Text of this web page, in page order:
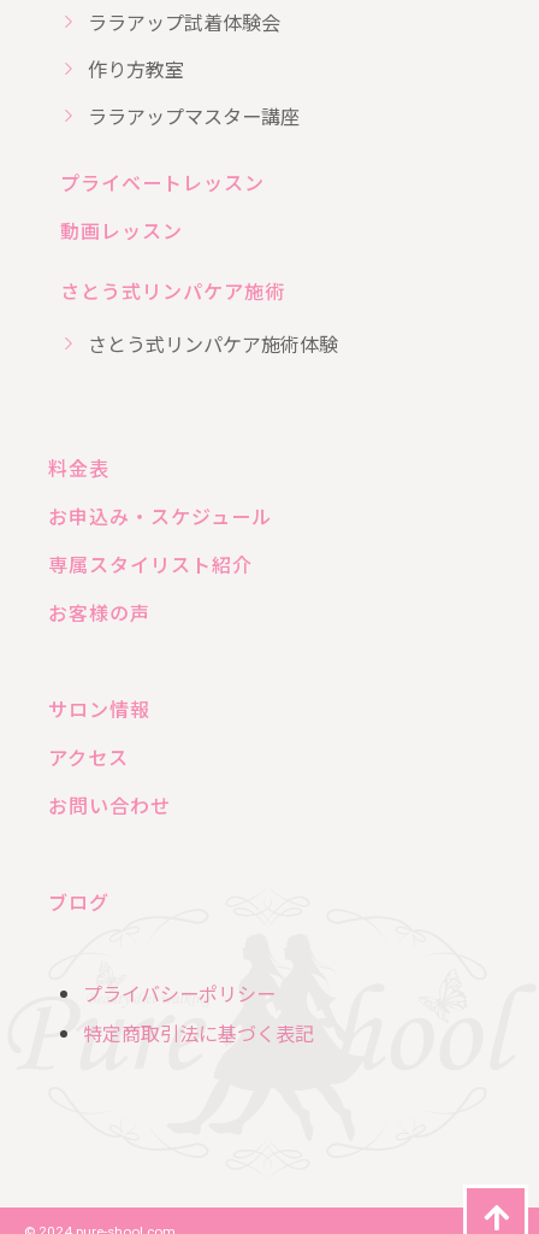
ララアップ試着体験会
作り方教室
ララアップマスター講座
プライベートレッスン
動画レッスン
さとう式リンパケア施術
さとう式リンパケア施術体験
料金表
お申込み・スケジュール
専属スタイリスト紹介
お客様の声
サロン情報
アクセス
お問い合わせ
ブログ
プライバシーポリシー
特定商取引法に基づく表記